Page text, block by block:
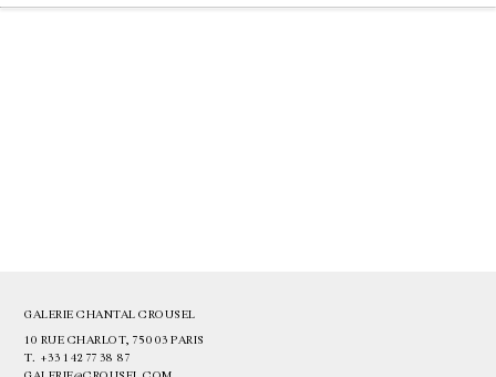
GALERIE CHANTAL CROUSEL
10 RUE CHARLOT, 75003 PARIS
T. +33 1 42 77 38 87